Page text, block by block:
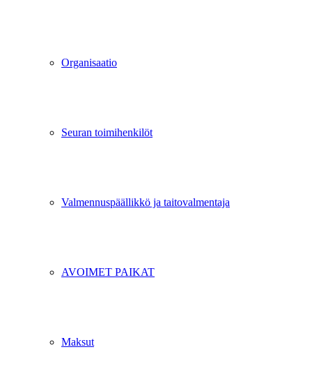
Organisaatio
Seuran toimihenkilöt
Valmennuspäällikkö ja taitovalmentaja
AVOIMET PAIKAT
Maksut